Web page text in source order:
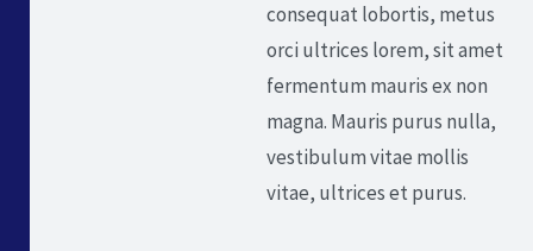
consequat lobortis, metus
orci ultrices lorem, sit amet
fermentum mauris ex non
magna. Mauris purus nulla,
vestibulum vitae mollis
vitae, ultrices et purus.